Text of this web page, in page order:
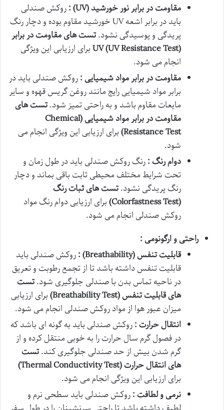
مقاومت در برابر نور خورشید(UV)
:روکش صندلی
باید در برابر اشعه UV خورشید مقاوم بوده و دچار رنگ
پریدگی و پوسیدگی نشود.تست های مقاومت در برابر
UV (UV Resistance Test)برای ارزیابی این ویژگی
انجام می شود.
مقاومت در برابر مواد شیمیایی :روکش صندلی باید در
برابر مواد شیمیایی رایج مانند روغن گریس قهوه و سایر
مایعات مقاوم باشد و به راحتی تمیز شود.تست های
مقاومت در برابر مواد شیمیایی (Chemical
Resistance Test) برای ارزیابی این ویژگی انجام می
شود.
دوام رنگ :رنگ روکش صندلی باید در طول زمان و
تحت شرایط مختلف محیطی ثابت باقی بماند و دچار
رنگ پریدگی نشود.تست های ثبات رنگ
(Colorfastness Test)
برای ارزیابی دوام رنگ مواد
روکش صندلی انجام می شود.
راحتی و ارگونومی :
قابلیت تنفس(Breathability)
:روکش صندلی باید
قابلیت تنفس داشته باشد تا از تجمع رطوبت و تعریق
در ناحیه تماس بدن با صندلی جلوگیری شود.تست
های قابلیت تنفس(Breathability Test)
برای ارزیابی
میزان عبور هوا از مواد روکش صندلی انجام می شود.
انتقال حرارت :روکش صندلی باید به گونه ای باشد که
در فصول گرم سال حرارت را به خوبی منتقل کرده و از
گرم شدن بیش از حد صندلی جلوگیری کند.تست
های انتقال حرارت(Thermal Conductivity Test)
برای ارزیابی این ویژگی انجام می شود.
نرمی و لطافت :روکش صندلی باید سطحی نرم و